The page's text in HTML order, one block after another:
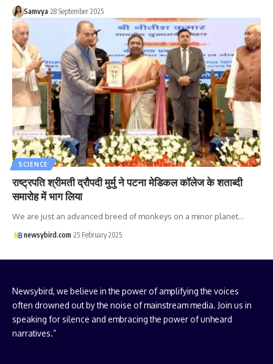
Samvya 28 September 2025
SCIENCE
राष्ट्रपति श्रीमती द्रौपदी मुर्मु ने पटना मेडिकल कॉलेज के शताब्दी
समारोह में भाग लिया
We are just an advanced breed of monkeys on a minor planet…
newsybird.com 25 February 2025
Newsybird, we believe in the power of amplifying the voices
often drowned out by the noise of mainstream media. Join us in
speaking for silence and embracing the power of unheard
narratives.”